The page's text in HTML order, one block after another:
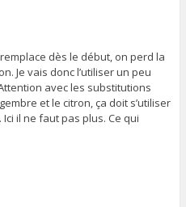
dès le début, on perd la
Je vais donc l’utiliser un peu
avec les substitutions
et le citron, ça doit s’utiliser
il ne faut pas plus. Ce qui